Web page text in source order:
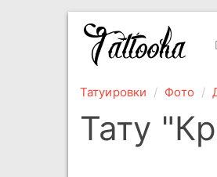
Татуировки Фото
Тату